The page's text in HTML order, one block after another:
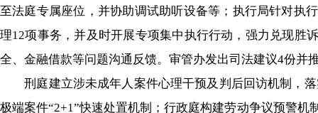
至法庭专属座位，并协助调试助听设备等；执行局针对执
理12项事务，并及时开展专项集中执行行动，强力兑现胜
全、金融借款等问题沟通反馈。审管办发出司法建议4份并
刑庭建立涉未成年人案件心理干预及判后回访机制，落
极端案件“2+1”快速处置机制；行政庭构建劳动争议预警